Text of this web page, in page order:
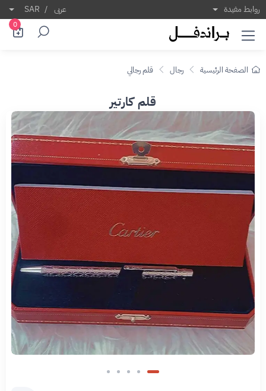
روابط مفيدة عربى /
SAR
0
الصفحة الرئيسية رجال قلم رجالي
قلم كارتير